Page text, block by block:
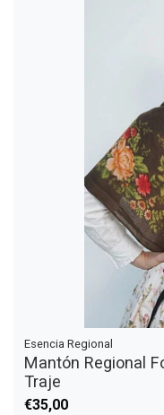
Esencia Regional
Mantón Regional
Traje
€35,00